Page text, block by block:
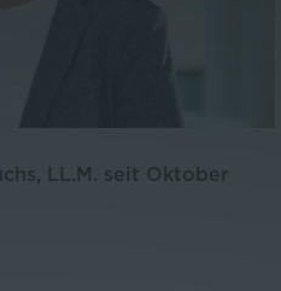
LL.M. seit Oktober